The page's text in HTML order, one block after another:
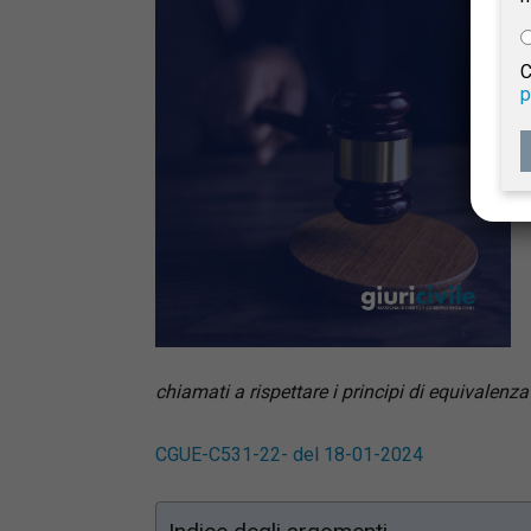
chiamati a rispettare i principi di
CGUE-C531-22- del 18-01-2024